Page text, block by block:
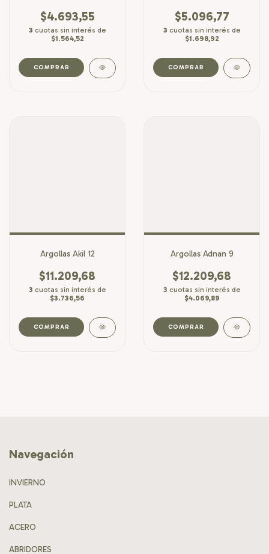
$4.693,55
3 cuotas sin interés de
$1.564,52
COMPRAR
$5.096,77
3 cuotas sin interés de
$1.698,92
COMPRAR
Argollas Akil 12
$11.209,68
3 cuotas sin interés de
$3.736,56
COMPRAR
Argollas Adnan 9
$12.209,68
3 cuotas sin interés de
$4.069,89
COMPRAR
Navegación
INVIERNO
PLATA
ACERO
ABRIDORES